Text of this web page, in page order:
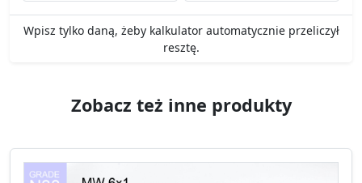
Wpisz tylko daną, żeby kalkulator automatycznie przeliczył
resztę.
Zobacz też inne produkty